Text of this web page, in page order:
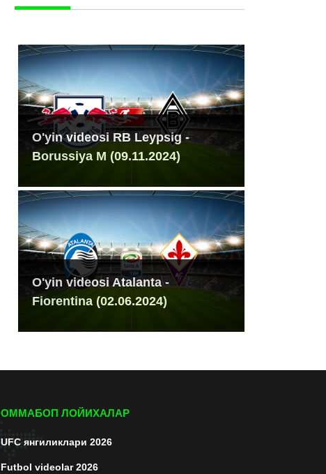
O'yin videosi RB Leypsig -
Borussiya M (09.11.2024)
O'yin videosi Atalanta -
Fiorentina (02.06.2024)
ОММАБОП ЛОЙИХАЛАР
UFC янгиликлари 2026
Futbol videolar 2026